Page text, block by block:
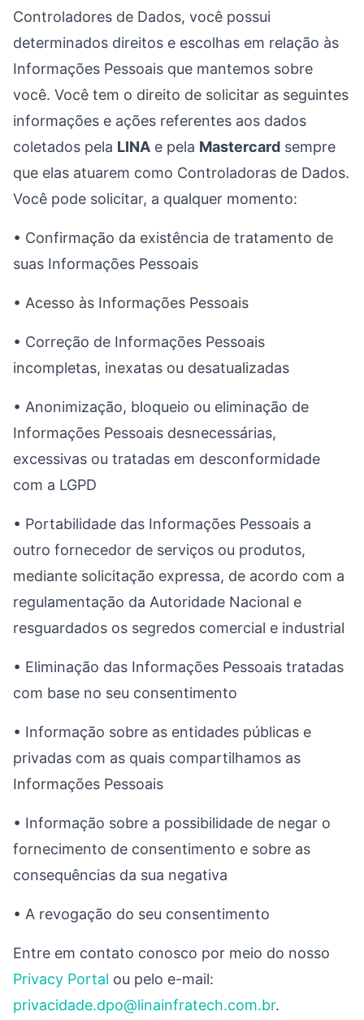
Controladores de Dados, você possui
determinados direitos e escolhas em relação às
Informações Pessoais que mantemos sobre
você. Você tem o direito de solicitar as seguintes
informações e ações referentes aos dados
coletados pela LINA e pela Mastercard sempre
que elas atuarem como Controladoras de Dados.
Você pode solicitar, a qualquer momento:
• Confirmação da existência de tratamento de
suas Informações Pessoais
• Acesso às Informações Pessoais
• Correção de Informações Pessoais
incompletas, inexatas ou desatualizadas
• Anonimização, bloqueio ou eliminação de
Informações Pessoais desnecessárias,
excessivas ou tratadas em desconformidade
com a LGPD
• Portabilidade das Informações Pessoais a
outro fornecedor de serviços ou produtos,
mediante solicitação expressa, de acordo com a
regulamentação da Autoridade Nacional e
resguardados os segredos comercial e industrial
• Eliminação das Informações Pessoais tratadas
com base no seu consentimento
• Informação sobre as entidades públicas e
privadas com as quais compartilhamos as
Informações Pessoais
• Informação sobre a possibilidade de negar o
fornecimento de consentimento e sobre as
consequências da sua negativa
• A revogação do seu consentimento
Entre em contato conosco por meio do nosso
Privacy Portal ou pelo e-mail:
privacidade.dpo@linainfratech.com.br.